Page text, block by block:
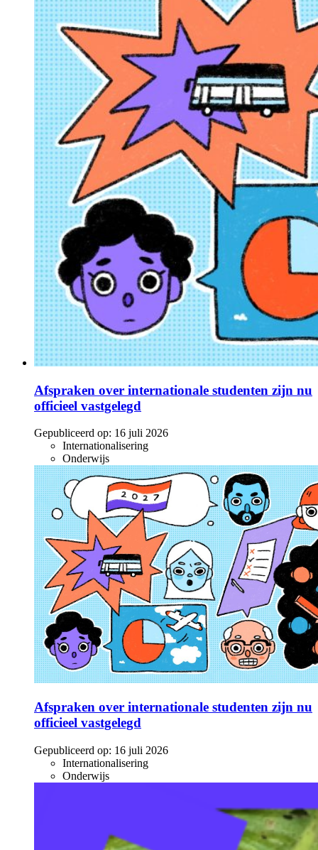
Afspraken over internationale studenten zijn nu
officieel vastgelegd
Gepubliceerd op: 16 juli 2026
Internationalisering
Onderwijs
Afspraken over internationale studenten zijn nu
officieel vastgelegd
Gepubliceerd op: 16 juli 2026
Internationalisering
Onderwijs